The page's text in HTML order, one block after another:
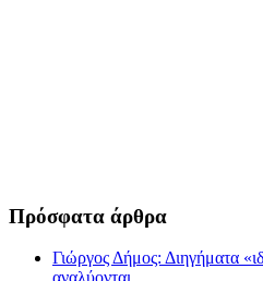
Πρόσφατα άρθρα
Γιώργος Δήμος: Διηγήματα